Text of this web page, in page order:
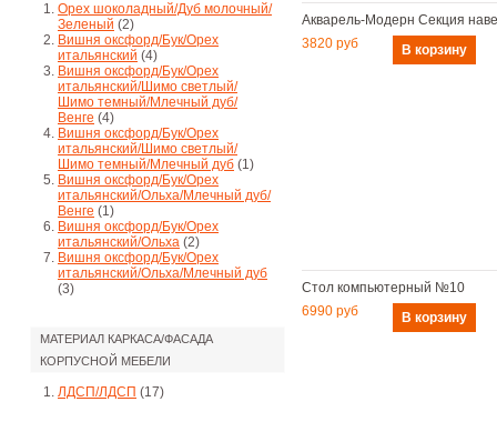
Акварель-Модерн Секция
3820 руб
Стол компьютерный №10
6990 руб
Орех шоколадный/Дуб молочный/
Зеленый (2)
Вишня оксфорд/Бук/Орех
итальянский (4)
Вишня оксфорд/Бук/Орех
итальянский/Шимо светлый/
Шимо темный/Млечный дуб/
Венге (4)
Вишня оксфорд/Бук/Орех
итальянский/Шимо светлый/
Шимо темный/Млечный дуб (1)
Вишня оксфорд/Бук/Орех
итальянский/Ольха/Млечный дуб/
Венге (1)
Вишня оксфорд/Бук/Орех
итальянский/Ольха (2)
Вишня оксфорд/Бук/Орех
итальянский/Ольха/Млечный дуб
(3)
МАТЕРИАЛ КАРКАСА/ФАСАДА
КОРПУСНОЙ МЕБЕЛИ
ЛДСП/ЛДСП (17)